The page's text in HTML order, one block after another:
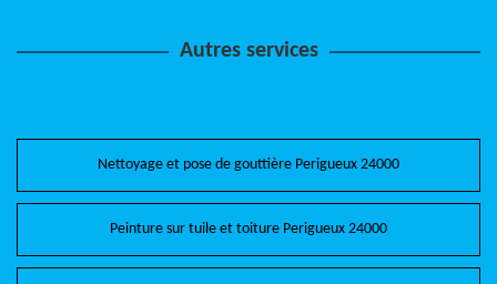
Autres services
Nettoyage et pose de gouttière Perigueux 24000
Peinture sur tuile et toiture Perigueux 24000